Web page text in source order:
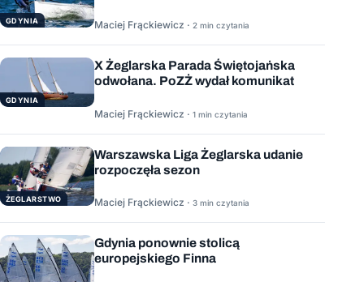
GDYNIA Maciej Frąckiewicz · 2 min czytania
GDYNIA
X Żeglarska Parada Świętojańska
odwołana. PoZŻ wydał komunikat
Maciej Frąckiewicz · 1 min czytania
ŻEGLARSTWO
Warszawska Liga Żeglarska udanie
rozpoczęła sezon
Maciej Frąckiewicz · 3 min czytania
Gdynia ponownie stolicą
europejskiego Finna